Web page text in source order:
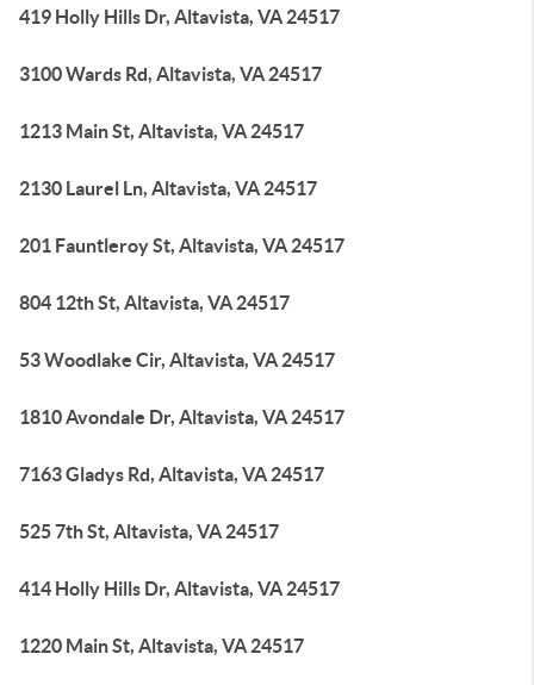
419 Holly Hills Dr, Altavista, VA 24517
3100 Wards Rd, Altavista, VA 24517
1213 Main St, Altavista, VA 24517
2130 Laurel Ln, Altavista, VA 24517
201 Fauntleroy St, Altavista, VA 24517
804 12th St, Altavista, VA 24517
53 Woodlake Cir, Altavista, VA 24517
1810 Avondale Dr, Altavista, VA 24517
7163 Gladys Rd, Altavista, VA 24517
525 7th St, Altavista, VA 24517
414 Holly Hills Dr, Altavista, VA 24517
1220 Main St, Altavista, VA 24517